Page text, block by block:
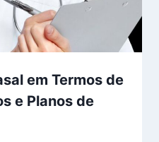
em Termos de
e Planos de